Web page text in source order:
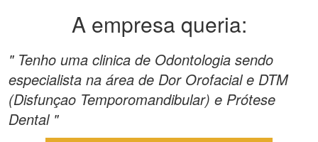
A empresa queria:
" Tenho uma clinica de Odontologia sendo
especialista na área de Dor Orofacial e DTM
(Disfunçao Temporomandibular) e Prótese
Dental "